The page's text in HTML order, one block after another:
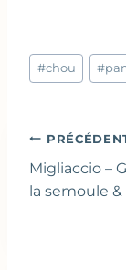
Étiquettes
de
#chou #
Navigation
de
l’article
Migliaccio –
la semoule